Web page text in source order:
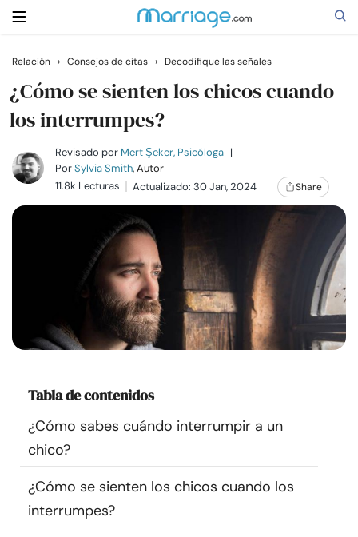
Buscar
Casarse
Relaciones
Cursos
Comunidad
Encuentra un terapeuta
Idioma
Relación › Consejos de citas › Decodifique las señales
¿Cómo se sienten los chicos cuando
los interrumpes?
Revisado por Mert Şeker, Psicóloga |
PorSylvia Smith, Autor
11.8k Lecturas
Actualizado: 30 Jan, 2024 Share
Tabla de contenidos
¿Cómo sabes cuándo interrumpir a un
chico?
¿Cómo se sienten los chicos cuando los
interrumpes?